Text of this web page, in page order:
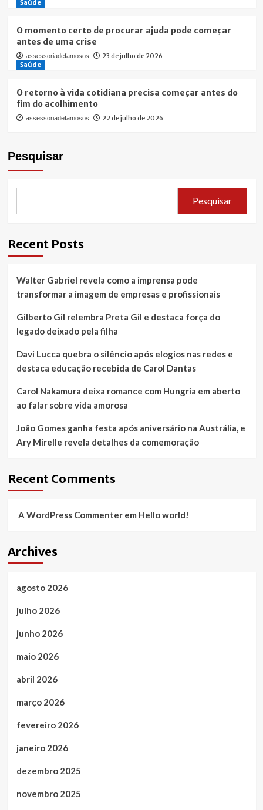
Saúde
O momento certo de procurar ajuda pode começar
antes de uma crise
assessoriadefamosos
23 de julho de 2026
Saúde
O retorno à vida cotidiana precisa começar antes do
fim do acolhimento
assessoriadefamosos 22 de julho de 2026
Pesquisar
Pesquisar
Recent Posts
Walter Gabriel revela como a imprensa pode
transformar a imagem de empresas e profissionais
Gilberto Gil relembra Preta Gil e destaca força do
legado deixado pela filha
Davi Lucca quebra o silêncio após elogios nas redes e
destaca educação recebida de Carol Dantas
Carol Nakamura deixa romance com Hungria em aberto
ao falar sobre vida amorosa
João Gomes ganha festa após aniversário na Austrália, e
Ary Mirelle revela detalhes da comemoração
Recent Comments
A WordPress Commenterem Hello world!
Archives
agosto 2026
julho 2026
junho 2026
maio 2026
abril 2026
março 2026
fevereiro 2026
janeiro 2026
dezembro 2025
novembro 2025